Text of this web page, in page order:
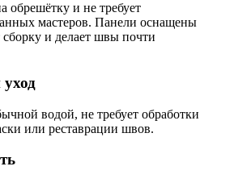
обрешётку и не требует
мастеров. Панели оснащены
сборку и делает швы почти
водой, не требует обработки
или реставрации швов.